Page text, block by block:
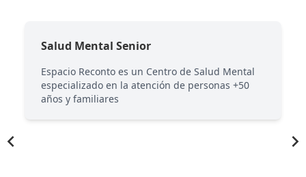
Salud Mental Senior
Espacio Reconto es un Centro de Salud Mental
especializado en la atención de personas +50
años y familiares